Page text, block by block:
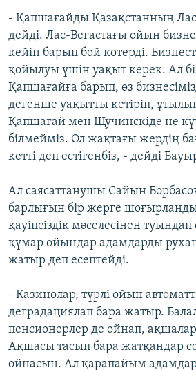
- Қапшағайды Қазақстанның
дейді. Лас-Вегастағы ойын
кейін барып бой көтерді.
қойылуы үшін уақыт керек. Ал
Қапшағайға барып, өз
дегенше уақытты кетіріп,
Қапшағай мен Щучинскіде не
білмейміз. Ол жақтағы жердің
кетті деп естігенбіз, - дейді
Ал саясаттанушы Сайын
барлығын бір жерге
қауіпсіздік мәселесінен
құмар ойындар адамдарды
жатыр деп есептейді.
- Казинолар, түрлі ойын
деградациялап бара жатыр.
пенсионерлер де ойнап,
Ақшасы тасып бара жатқандар
ойнасын. Ал қарапайым